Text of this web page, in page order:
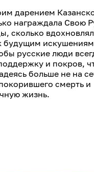
дарением
награждала Свою
сколько
будущим
русские люди
и покров,
больше не на
смерть и
жизнь.